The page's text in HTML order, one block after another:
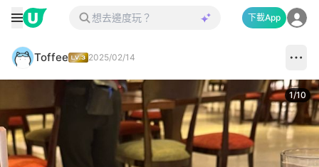
下載App
Toffee 2025/02/14
1/10